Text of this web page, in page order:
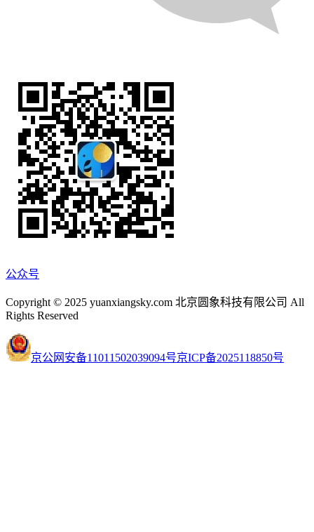
公众号
Copyright © 2025 yuanxiangsky.com 北京圆象科技有限公司 All
Rights Reserved
京公网安备11011502039094号京ICP备2025118850号